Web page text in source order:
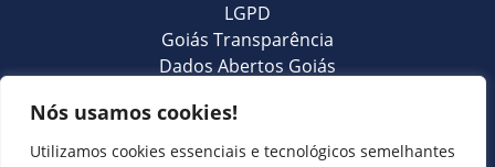
Nós usamos cookies!
Utilizamos cookies essenciais e tecnológicos semelhantes
LGPD
Goiás Transparência
Dados Abertos Goiás
e-SIC – Serviço Eletrônico de Informação ao Cidadão
Ouvidoria Setorial (Expresso)